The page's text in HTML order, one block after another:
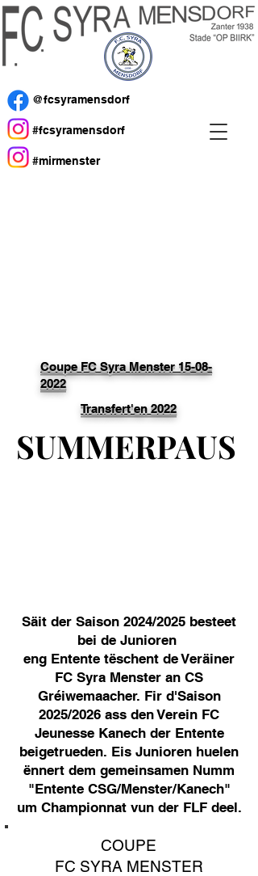
@fcsyramensdorf
#fcsyramensdorf
#mirmenster
Coupe FC Syra Menster 15-08-
2022
Transfert'en 2022
SUMMERPAUS
SUMMERPAUS
Säit der Saison 2024/2025 besteet
bei de Junioren
eng Entente tëschent de Veräiner
FC Syra Menster an CS
Gréiwemaacher. Fir d'Saison
2025/2026 ass den Verein FC
Jeunesse Kanech der Entente
beigetrueden. Eis Junioren huelen
ënnert dem gemeinsamen Numm
"Entente CSG/Menster/Kanech"
um Championnat vun der FLF deel.
COUPE
FC SYRA MENSTER